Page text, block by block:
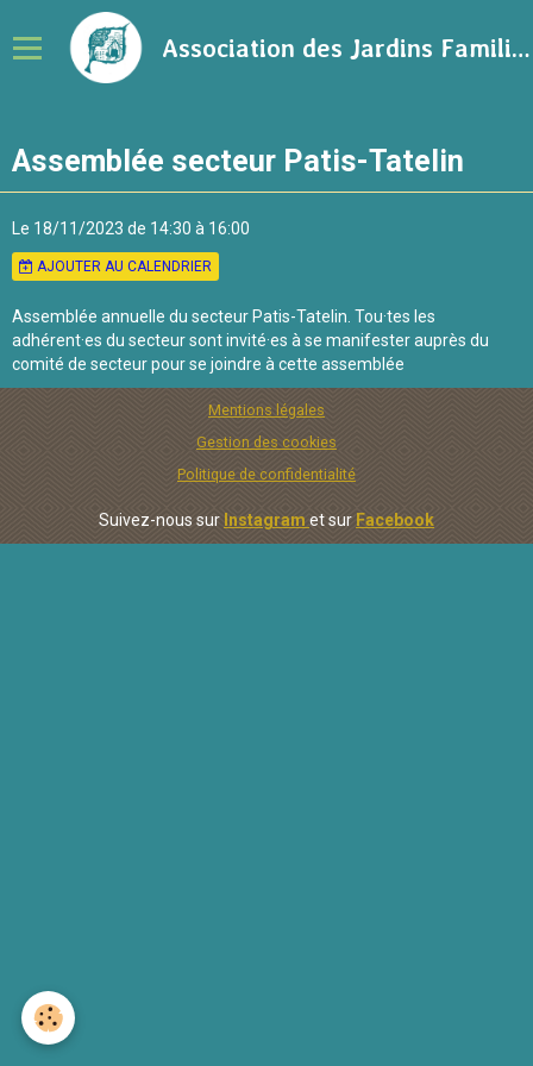
Association des Jardins Familiaux de la Ville de Rennes
Calendrier
Ressources sur le jardinage
Blog
Contact
Assemblée secteur Patis-Tatelin
Le 18/11/2023 de 14:30 à 16:00
AJOUTER AU CALENDRIER
Assemblée annuelle du secteur Patis-Tatelin. Tou·tes les
adhérent·es du secteur sont invité·es à se manifester auprès du
comité de secteur pour se joindre à cette assemblée
Mentions légales
Gestion des cookies
Politique de confidentialité
Suivez-nous sur Instagram et sur Facebook